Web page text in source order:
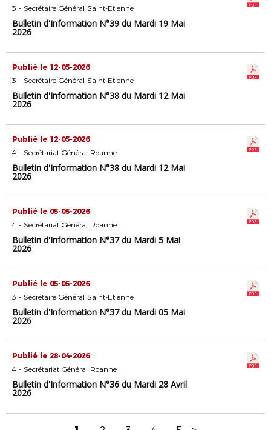
3 - Secrétaire Général Saint-Etienne
Bulletin d'Information N°39 du Mardi 19 Mai
2026
Publié le 12-05-2026
3 - Secrétaire Général Saint-Etienne
Bulletin d'Information N°38 du Mardi 12 Mai
2026
Publié le 12-05-2026
4 - Secrétariat Général Roanne
Bulletin d'Information N°38 du Mardi 12 Mai
2026
Publié le 05-05-2026
4 - Secrétariat Général Roanne
Bulletin d'Information N°37 du Mardi 5 Mai
2026
Publié le 05-05-2026
3 - Secrétaire Général Saint-Etienne
Bulletin d'Information N°37 du Mardi 05 Mai
2026
Publié le 28-04-2026
4 - Secrétariat Général Roanne
Bulletin d'Information N°36 du Mardi 28 Avril
2026